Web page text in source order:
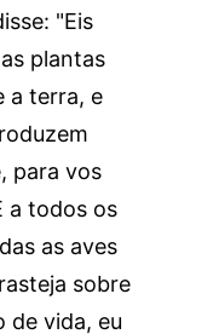
"Eis
plantas
a terra, e
para vos
a todos os
as aves
sobre
de vida, eu